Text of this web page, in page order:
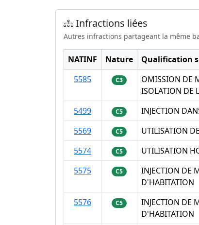
Infractions liées
Autres infractions partageant la même
NATINF Nature
Qualification
5585
C3
OMISSION DE
ISOLATION DE
5499
C5
INJECTION
5569
C5
UTILISATION
5574
C5
UTILISATION
5575
C5
INJECTION DE
D'HABITATION
5576
C5
INJECTION DE
D'HABITATION